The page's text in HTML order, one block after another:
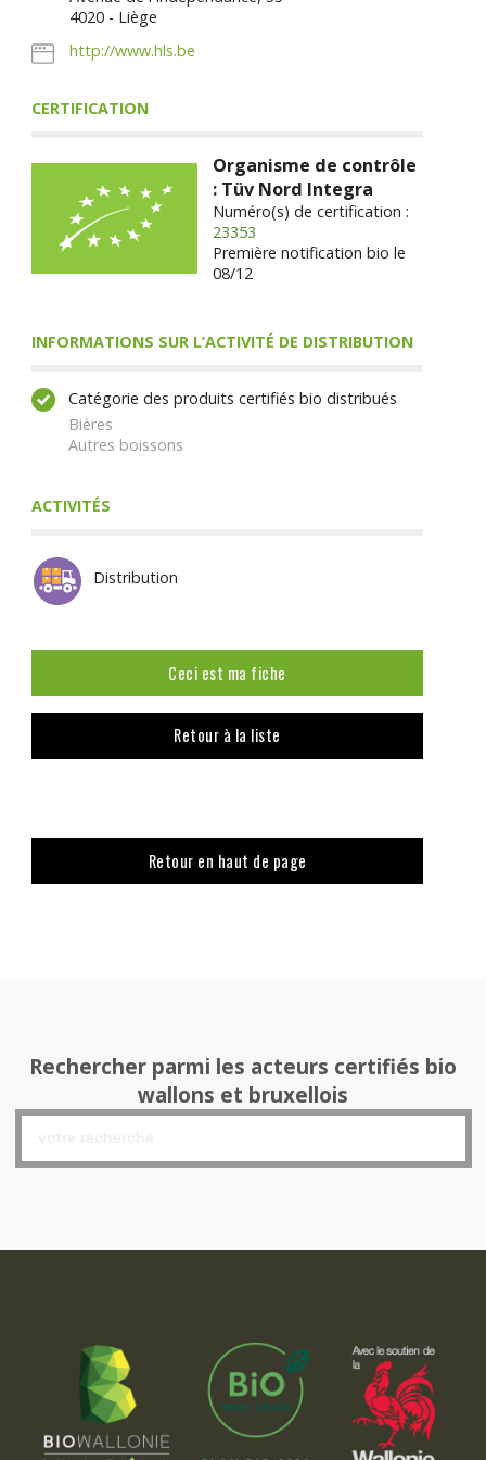
4020 - Liège
http://www.hls.be
CERTIFICATION
Organisme de contrôle
: Tüv Nord Integra
Numéro(s) de certification :
23353
Première notification bio le
08/12
INFORMATIONS SUR L’ACTIVITÉ DE DISTRIBUTION
Catégorie des produits certifiés bio distribués
Bières
Autres boissons
ACTIVITÉS
Distribution
Ceci est ma fiche
Retour à la liste
Retour en haut de page
Rechercher parmi les acteurs certifiés bio
wallons et bruxellois